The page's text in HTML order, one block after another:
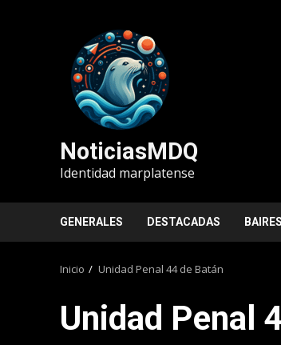
NoticiasMDQ
Identidad marplatense
GENERALES DESTACADAS BAIRES
Inicio Unidad Penal 44 de Batán
Unidad Penal